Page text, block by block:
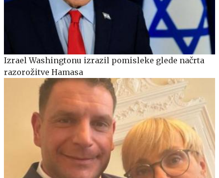
Izrael Washingtonu izrazil pomisleke glede načrta
razorožitve Hamasa